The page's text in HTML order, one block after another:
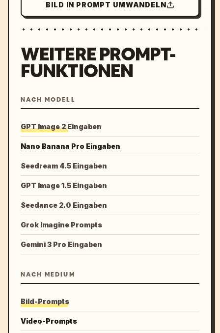
BILD IN PROMPT UMWANDELN
WEITERE PROMPT-
FUNKTIONEN
NACH MODELL
GPT Image 2 Eingaben
Nano Banana Pro Eingaben
Seedream 4.5 Eingaben
GPT Image 1.5 Eingaben
Seedance 2.0 Eingaben
Grok Imagine Prompts
Gemini 3 Pro Eingaben
NACH MEDIUM
Bild-Prompts
Video-Prompts